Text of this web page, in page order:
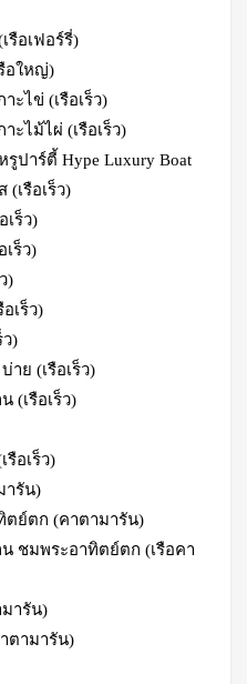
รือเฟอร์รี่)
อใหญ่)
ะไข่ (เรือเร็ว)
ะไม้ไผ่ (เรือเร็ว)
ปาร์ตี้ Hype Luxury Boat
(เรือเร็ว)
เร็ว)
เร็ว)
)
เร็ว)
ว)
าย (เรือเร็ว)
(เรือเร็ว)
รือเร็ว)
ารัน)
ตย์ตก (คาตามารัน)
น ชมพระอาทิตย์ตก (เรือคา
มารัน)
ตามารัน)